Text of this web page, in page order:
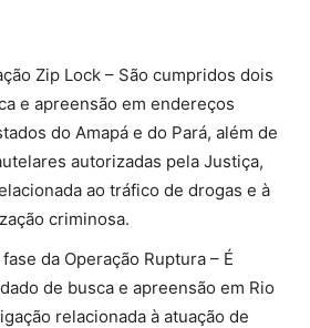
Zip Lock – São cumpridos dois
e apreensão em endereços
do Amapá e do Pará, além de
autorizadas pela Justiça,
ao tráfico de drogas e à
criminosa.
da Operação Ruptura – É
de busca e apreensão em Rio
relacionada à atuação de